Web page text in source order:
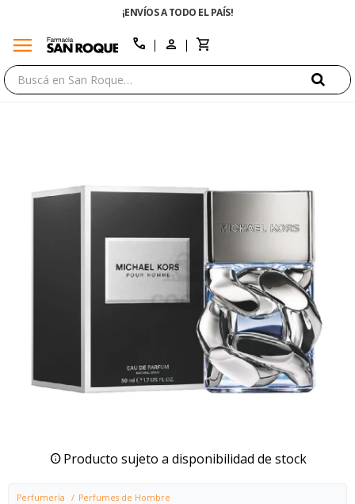
¡ENVÍOS A TODO EL PAÍS!
menu call
Producto sujeto a disponibilidad de stock
Perfumería Perfumes de Hombre
close